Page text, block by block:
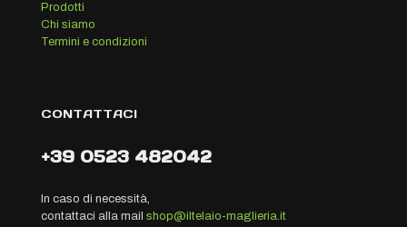
Prodotti
Chi siamo
Termini e condizioni
CONTATTACI
+39 0523 482042
In caso di necessità,
contattaci alla mail shop@iltelaio-maglieria.it